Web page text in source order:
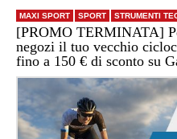
MAXI SPORT SPORT STRUMENTI
[PROMO TERMINATA]
negozi il tuo vecchio
fino a 150 € di sconto su